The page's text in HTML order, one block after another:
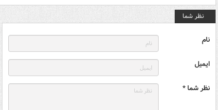
نظر شما
نام
ایمیل
نظر شما *